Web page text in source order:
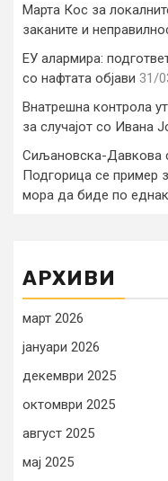
Марта Кос за
заканите и
ЕУ алармира:
со нафтата објави 31/
Внатрешна контрола
за случајот со Ивана
Сиљановска-Давкова
Подгорица се пример
мора да биде по
АРХИВИ
март 2026
јануари 2026
декември 2025
октомври 2025
август 2025
мај 2025